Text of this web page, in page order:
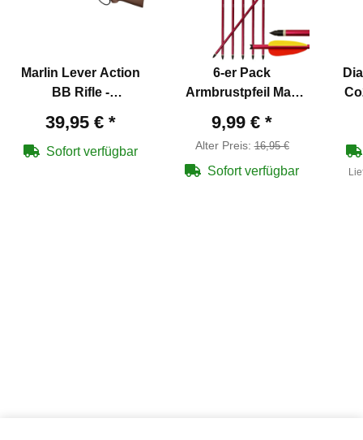
Marlin Lever Action
BB Rifle -
Luftgewehr 4,5 mm
(P18) BB
39,95 € *
Sofort verfügbar
6-er Pack
Armbrustpfeil Man
40,6 cm Aluminium
ROT Ø 9 mm
9,99 € *
Alter Preis:16,95 €
Sofort verfügbar